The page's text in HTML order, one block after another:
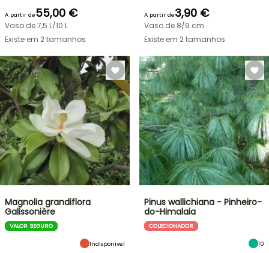
A partir de55,00 €
Vaso de 7,5 L/10 L
Existe em 2 tamanhos
A partir de3,90 €
Vaso de 8/9 cm
Existe em 2 tamanhos
Magnolia grandiflora
Galissonière
VALOR SEGURO
Indisponível
Pinus wallichiana - Pinheiro-
do-Himalaia
COLECIONADOR
10